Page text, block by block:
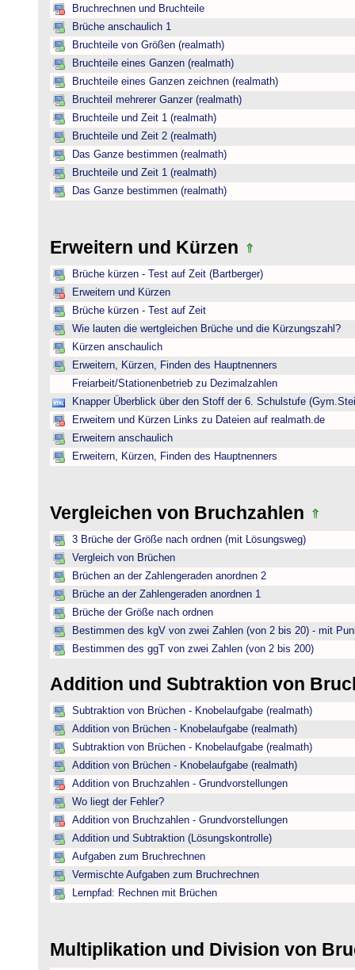
Bruchrechnen und Bruchteile
Brüche anschaulich 1
Bruchteile von Größen (realmath)
Bruchteile eines Ganzen (realmath)
Bruchteile eines Ganzen zeichnen (realmath)
Bruchteil mehrerer Ganzer (realmath)
Bruchteile und Zeit 1 (realmath)
Bruchteile und Zeit 2 (realmath)
Das Ganze bestimmen (realmath)
Bruchteile und Zeit 1 (realmath)
Das Ganze bestimmen (realmath)
Erweitern und Kürzen
Brüche kürzen - Test auf Zeit (Bartberger)
Erweitern und Kürzen
Brüche kürzen - Test auf Zeit
Wie lauten die wertgleichen Brüche und die Kürzungszahl?
Kürzen anschaulich
Erweitern, Kürzen, Finden des Hauptnenners
Freiarbeit/Stationenbetrieb zu Dezimalzahlen
Knapper Überblick über den Stoff der 6. Schulstufe
Erweitern und Kürzen Links zu Dateien auf realmath.de
Erweitern anschaulich
Erweitern, Kürzen, Finden des Hauptnenners
Vergleichen von Bruchzahlen
3 Brüche der Größe nach ordnen (mit Lösungsweg)
Vergleich von Brüchen
Brüchen an der Zahlengeraden anordnen 2
Brüche an der Zahlengeraden anordnen 1
Brüche der Größe nach ordnen
Bestimmen des kgV von zwei Zahlen (von 2 bis 20) - mit
Bestimmen des ggT von zwei Zahlen (von 2 bis 200)
Addition und Subtraktion von
Subtraktion von Brüchen - Knobelaufgabe (realmath)
Addition von Brüchen - Knobelaufgabe (realmath)
Subtraktion von Brüchen - Knobelaufgabe (realmath)
Addition von Brüchen - Knobelaufgabe (realmath)
Addition von Bruchzahlen - Grundvorstellungen
Wo liegt der Fehler?
Addition von Bruchzahlen - Grundvorstellungen
Addition und Subtraktion (Lösungskontrolle)
Aufgaben zum Bruchrechnen
Vermischte Aufgaben zum Bruchrechnen
Lernpfad: Rechnen mit Brüchen
Multiplikation und Division von